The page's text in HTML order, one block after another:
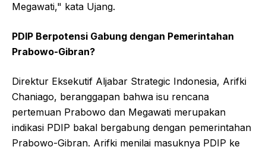
Megawati," kata Ujang.
PDIP Berpotensi Gabung dengan Pemerintahan
Prabowo-Gibran?
Direktur Eksekutif Aljabar Strategic Indonesia, Arifki
Chaniago, beranggapan bahwa isu rencana
pertemuan Prabowo dan Megawati merupakan
indikasi PDIP bakal bergabung dengan pemerintahan
Prabowo-Gibran. Arifki menilai masuknya PDIP ke